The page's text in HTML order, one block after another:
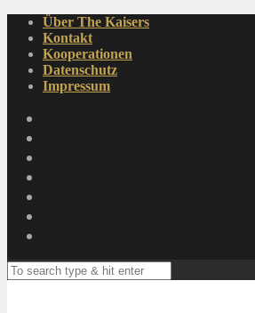
Über The Kaisers
Kontakt
Kooperationen
Datenschutz
Impressum